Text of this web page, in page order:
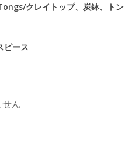
クレイトップ、炭鉢、トン
ース
ん